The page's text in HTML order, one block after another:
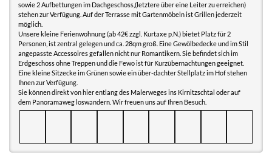
sowie 2 Aufbettungen im Dachgeschoss,(letztere über eine Leiter zu erreichen)
stehen zur Verfügung. Auf der Terrasse mit Gartenmöbeln ist Grillen jederzeit
möglich.
Unsere kleine Ferienwohnung (ab 42€ zzgl. Kurtaxe p.N.) bietet Platz für 2
Personen, ist zentral gelegen und ca. 28qm groß. Eine Gewölbedecke und im Stil
angepasste Accessoires gefallen nicht nur Romantikern. Sie befindet sich im
Erdgeschoss ohne Treppen und die Fewo ist für Kurzübernachtungen geeignet.
Eine kleine Sitzecke im Grünen sowie ein über-dachter Stellplatz im Hof stehen
Ihnen zur Verfügung.
Sie können direkt von hier entlang des Malerweges ins Kirnitzschtal oder auf
dem Panoramaweg loswandern. Wir freuen uns auf Ihren Besuch.